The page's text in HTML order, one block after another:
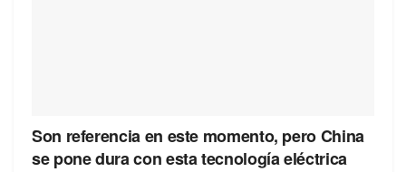
Son referencia en este momento, pero China
se pone dura con esta tecnología eléctrica